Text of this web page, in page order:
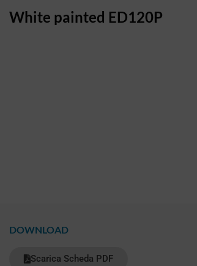
White painted ED120P
DOWNLOAD
Scarica Scheda PDF